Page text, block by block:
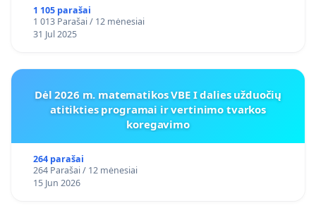
1 105 parašai
1 013 Parašai / 12 mėnesiai
31 Jul 2025
Dėl 2026 m. matematikos VBE I dalies užduočių
atitikties programai ir vertinimo tvarkos
koregavimo
264 parašai
264 Parašai / 12 mėnesiai
15 Jun 2026